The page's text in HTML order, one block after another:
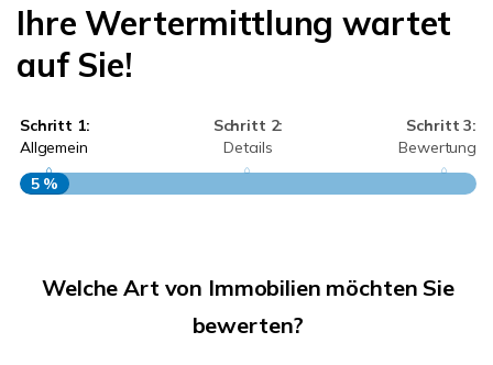
Ihre Wertermittlung wartet
auf Sie!
Schritt 1:
Allgemein
Schritt 2:
Details
Schritt 3:
Bewertung
5 %
Welche Art von Immobilien möchten Sie
bewerten?